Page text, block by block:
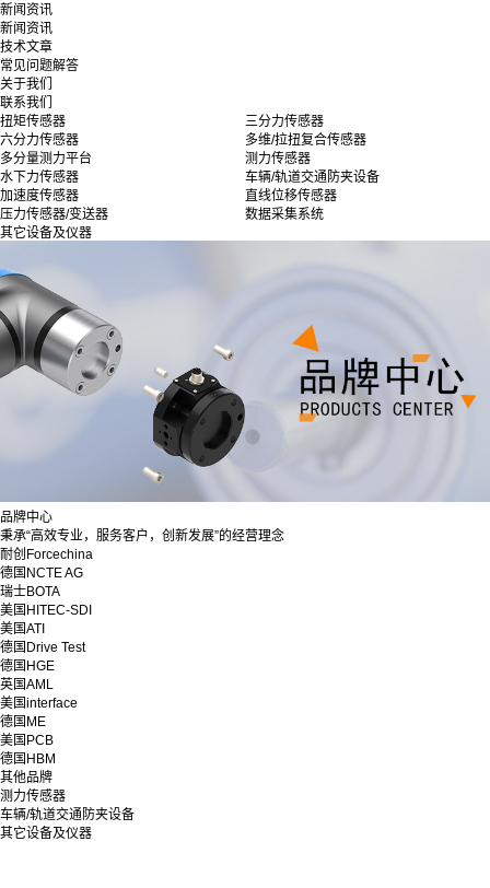
新闻资讯
新闻资讯
技术文章
常见问题解答
关于我们
联系我们
扭矩传感器
三分力传感器
六分力传感器
多维/拉扭复合传感器
多分量测力平台
测力传感器
水下力传感器
车辆/轨道交通防夹设备
加速度传感器
直线位移传感器
压力传感器/变送器
数据采集系统
其它设备及仪器
品牌中心
秉承“高效专业，服务客户，创新发展”的经营理念
耐创Forcechina
德国NCTE AG
瑞士BOTA
美国HITEC-SDI
美国ATI
德国Drive Test
德国HGE
英国AML
美国interface
德国ME
美国PCB
德国HBM
其他品牌
测力传感器
车辆/轨道交通防夹设备
其它设备及仪器